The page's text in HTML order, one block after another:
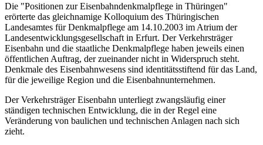
Die "Positionen zur Eisenbahndenkmalpflege in Thüringen"
erörterte das gleichnamige Kolloquium des Thüringischen
Landesamtes für Denkmalpflege am 14.10.2003 im Atrium der
Landesentwicklungsgesellschaft in Erfurt. Der Verkehrsträger
Eisenbahn und die staatliche Denkmalpflege haben jeweils einen
öffentlichen Auftrag, der zueinander nicht in Widerspruch steht.
Denkmale des Eisenbahnwesens sind identitätsstiftend für das Land,
für die jeweilige Region und die Eisenbahnunternehmen.
Der Verkehrsträger Eisenbahn unterliegt zwangsläufig einer
ständigen technischen Entwicklung, die in der Regel eine
Veränderung von baulichen und technischen Anlagen nach sich
zieht.